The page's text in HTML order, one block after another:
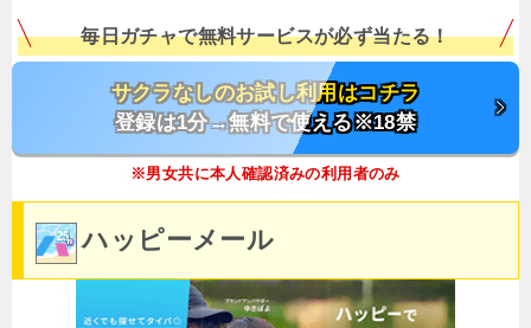
毎日ガチャで無料サービスが必ず当たる！
サクラなしのお試し利用はコチラ
登録は1分→無料で使える※18禁
※男女共に本人確認済みの利用者のみ
ハッピーメール